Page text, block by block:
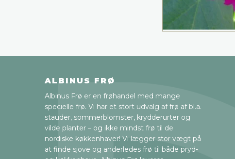
ALBINUS FRØ
Albinus Frø er en frøhandel med mange
specielle frø. Vi har et stort udvalg af frø af bl.a.
stauder, sommerblomster, krydderurter og
vilde planter – og ikke mindst frø til de
nordiske køkkenhaver! Vi lægger stor vægt på
at finde sjove og anderledes frø til både pryd-